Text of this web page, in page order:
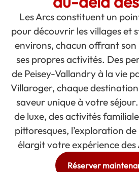
Les Arcs constituent un
pour découvrir les villages et
environs, chacun offrant
ses propres activités. Des
de Peisey-Vallandry à la vie
Villaroger, chaque
saveur unique à votre
de luxe, des activités
pittoresques, l’exploration
élargit votre expérience des
Réserver